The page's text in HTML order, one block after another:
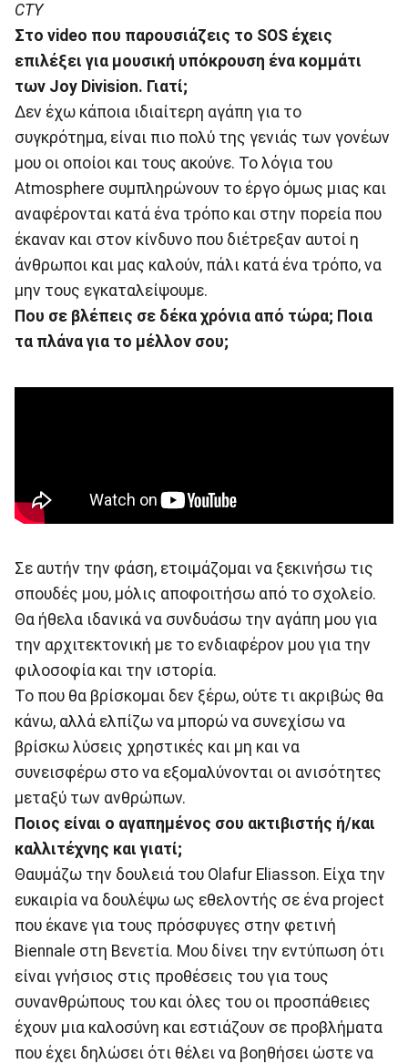
CTY
Στο video που παρουσιάζεις το SOS έχεις
επιλέξει για μουσική υπόκρουση ένα κομμάτι
των Joy Division. Γιατί;
Δεν έχω κάποια ιδιαίτερη αγάπη για το
συγκρότημα, είναι πιο πολύ της γενιάς των γονέων
μου οι οποίοι και τους ακούνε. Το λόγια του
Αtmosphere συμπληρώνουν το έργο όμως μιας και
αναφέρονται κατά ένα τρόπο και στην πορεία που
έκαναν και στον κίνδυνο που διέτρεξαν αυτοί η
άνθρωποι και μας καλούν, πάλι κατά ένα τρόπο, να
μην τους εγκαταλείψουμε.
Που σε βλέπεις σε δέκα χρόνια από τώρα; Ποια
τα πλάνα για το μέλλον σου;
Σε αυτήν την φάση, ετοιμάζομαι να ξεκινήσω τις
σπουδές μου, μόλις αποφοιτήσω από το σχολείο.
Θα ήθελα ιδανικά να συνδυάσω την αγάπη μου για
την αρχιτεκτονική με το ενδιαφέρον μου για την
φιλοσοφία και την ιστορία.
Το που θα βρίσκομαι δεν ξέρω, ούτε τι ακριβώς θα
κάνω, αλλά ελπίζω να μπορώ να συνεχίσω να
βρίσκω λύσεις χρηστικές και μη και να
συνεισφέρω στο να εξομαλύνονται οι ανισότητες
μεταξύ των ανθρώπων.
Ποιος είναι ο αγαπημένος σου ακτιβιστής ή/και
καλλιτέχνης και γιατί;
Θαυμάζω την δουλειά του Olafur Eliasson. Είχα την
ευκαιρία να δουλέψω ως εθελοντής σε ένα project
που έκανε για τους πρόσφυγες στην φετινή
Biennale στη Βενετία. Μου δίνει την εντύπωση ότι
είναι γνήσιος στις προθέσεις του για τους
συνανθρώπους του και όλες του οι προσπάθειες
έχουν μια καλοσύνη και εστιάζουν σε προβλήματα
που έχει δηλώσει ότι θέλει να βοηθήσει ώστε να